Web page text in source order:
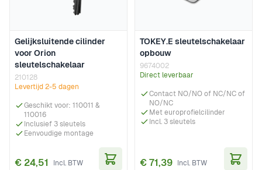
Gelijksluitende cilinder
voor Orion
sleutelschakelaar
210128
Levertijd 2-5 dagen
Geschikt voor: 110011 &
110016
Inclusief 3 sleutels
Eenvoudige montage
€ 24,51
TOKEY.E sleutelschakelaar
opbouw
9674002
Direct leverbaar
Contact NO/NO of NC/NC of
NO/NC
Met europrofielcilinder
Incl. 3 sleutels
€ 71,39